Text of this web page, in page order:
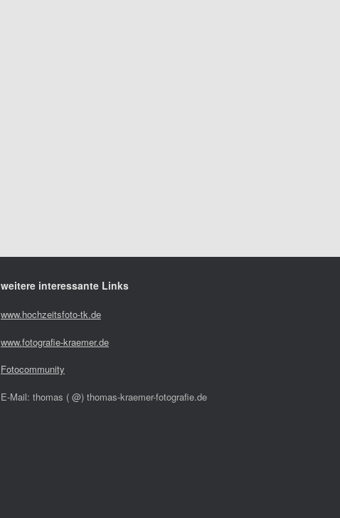
weitere interessante Links
www.hochzeitsfoto-tk.de
www.fotografie-kraemer.de
Fotocommunity
E-Mail: thomas ( @) thomas-kraemer-fotografie.de